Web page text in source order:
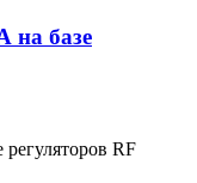
базе
RF